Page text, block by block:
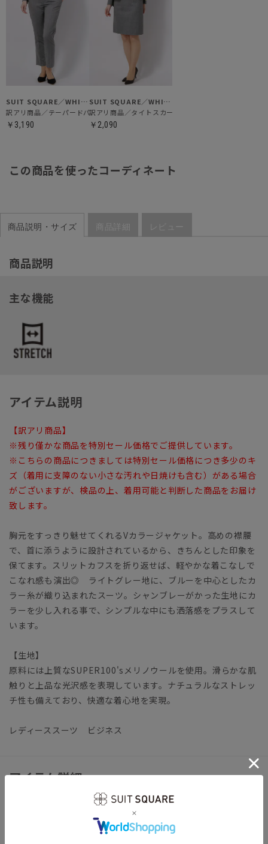
SUIT SQUARE／WHITE
訳アリ商品／テーパードパンツ
￥3,190
SUIT SQUARE／WHITE
訳アリ商品／タイトスカート
￥2,090
この商品を使ったコーディネート
商品説明・サイズ 商品詳細 レビュー
商品説明
主な機能
アイテム説明
【訳アリ商品】
※残り僅かな商品を特別セール価格でご提供しています。
※こちらの商品につきましては特別セール価格につき多少のキ
ズ（着用に支障のない小さな汚れや日焼けも含む）がある場合
がございますが、検品の上、着用可能と判断した商品をお届け
致します。
胸元をすっきり魅せてくれるVカラージャケット。高めの襟腰
で、首に添うように設計されているから、きちんとした印象を
保てます。スリットカフスを折り返せば、軽やかな着こなしで
こなれ感も演出◎ ライトグレー地に、ブルーを中心としたカ
ラー糸が織り込まれたスーツ。シャンブレーがかった生地にカ
ラーを少し入れる事で、シンプルな中にも洒落感をプラスして
います。
【生地】
原料には上質なSUPER100'sメリノウールを使用。滑らかな肌
触りと上品な光沢感を表現しています。ナチュラルなストレッ
チ性も備えており、快適な着心地を実現。
レディーススーツ ビジネス
アイテム詳細
＊セット着用可（パンツ、スカートは別売りとなります。）
パンツ：QT3601P1-EB スカート：QT3601S1-EB